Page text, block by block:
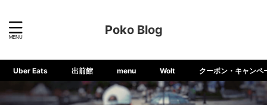
Poko Blog
Uber Eats 出前館 menu Wolt クーポン・キャンペ